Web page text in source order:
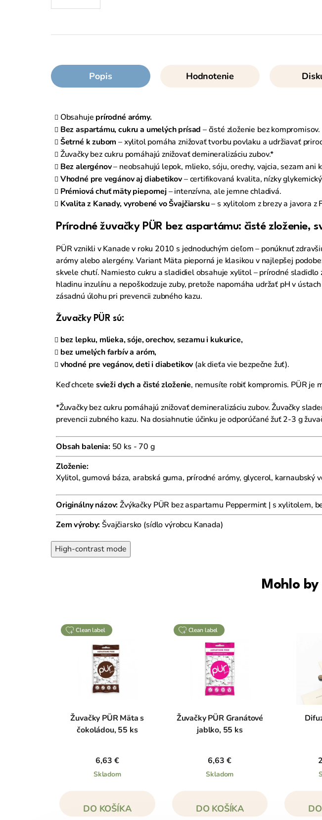
Popis Hodnotenie
Obsahuje prírodné arómy.
Bez aspartámu, cukru a umelých prísad – čisté zloženie bez kompromisov.
Šetrné k zubom – xylitol pomáha znižovať tvorbu povlaku a udržiavať
Žuvačky bez cukru pomáhajú znižovať demineralizáciu zubov.*
Bez alergénov– neobsahujú lepok, mlieko, sóju, orechy, vajcia, sezam ani
Vhodné pre vegánov aj diabetikov– certifikovaná kvalita, nízky
Prémiová chuť mäty piepornej– intenzívna, ale jemne chladivá.
Kvalita z Kanady, vyrobené vo Švajčiarsku– s xylitolom z brezy a javora z
Prírodné žuvačky PÜR bez aspartámu: čisté zloženie,
PÜR vznikli v Kanade v roku 2010 s jednoduchým cieľom – ponúknuť
arómy alebo alergény. Variant Mäta pieporná je klasikou v najlepšej
skvele chutí. Namiesto cukru a sladidiel obsahuje xylitol – prírodné
hladinu inzulínu a nepoškodzuje zuby, pretože napomáha udržať pH v
zásadnú úlohu pri prevencii zubného kazu.
Žuvačky PÜR sú:
bez lepku, mlieka, sóje, orechov, sezamu i kukurice,
bez umelých farbív a aróm,
vhodné pre vegánov, deti i diabetikov (ak dieťa vie bezpečne žuť).
Keď chcetesvieži dych a čisté zloženie, nemusíte robiť kompromis. PÜR je
*Žuvačky bez cukru pomáhajú znižovať demineralizáciu zubov. Žuvačky
prevencii zubného kazu. Na dosiahnutie účinku je odporúčané žuť 2-3 g
Obsah balenia:50 ks - 70 g
Zloženie:
Xylitol, gumová báza, arabská guma, prírodné arómy, glycerol, karnaubský
Originálny názov:Žvýkačky PÜR bez aspartamu Peppermint | s xylitolem,
Zem výroby:Švajčiarsko (sídlo výrobcu Kanada)
High-contrast mode
Mohlo
clean label
Žuvačky PÜR Mäta s
čokoládou, 55 ks
6,63 €
Skladom
DO KOŠÍKA
clean label
Žuvačky PÜR Granátové
jablko, 55 ks
6,63 €
Skladom
DO KOŠÍKA